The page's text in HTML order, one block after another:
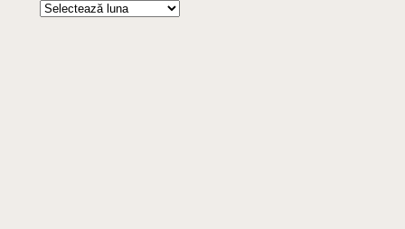
Arhive